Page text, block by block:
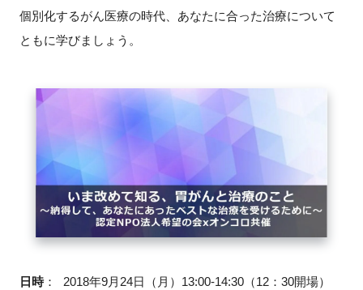
LINK-Jを知る
施設・アクセス
イベントお知らせメール登録
個別化するがん医療の時代、あなたに合った治療について
ともに学びましょう。
日時： 2018年9月24日（月）13:00-14:30（12：30開場）